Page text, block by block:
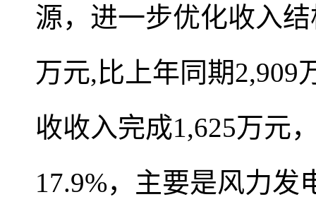
源，进一步优化收入
万元,比上年同期2,909
收收入完成1,625万元
17.9%，主要是风力发